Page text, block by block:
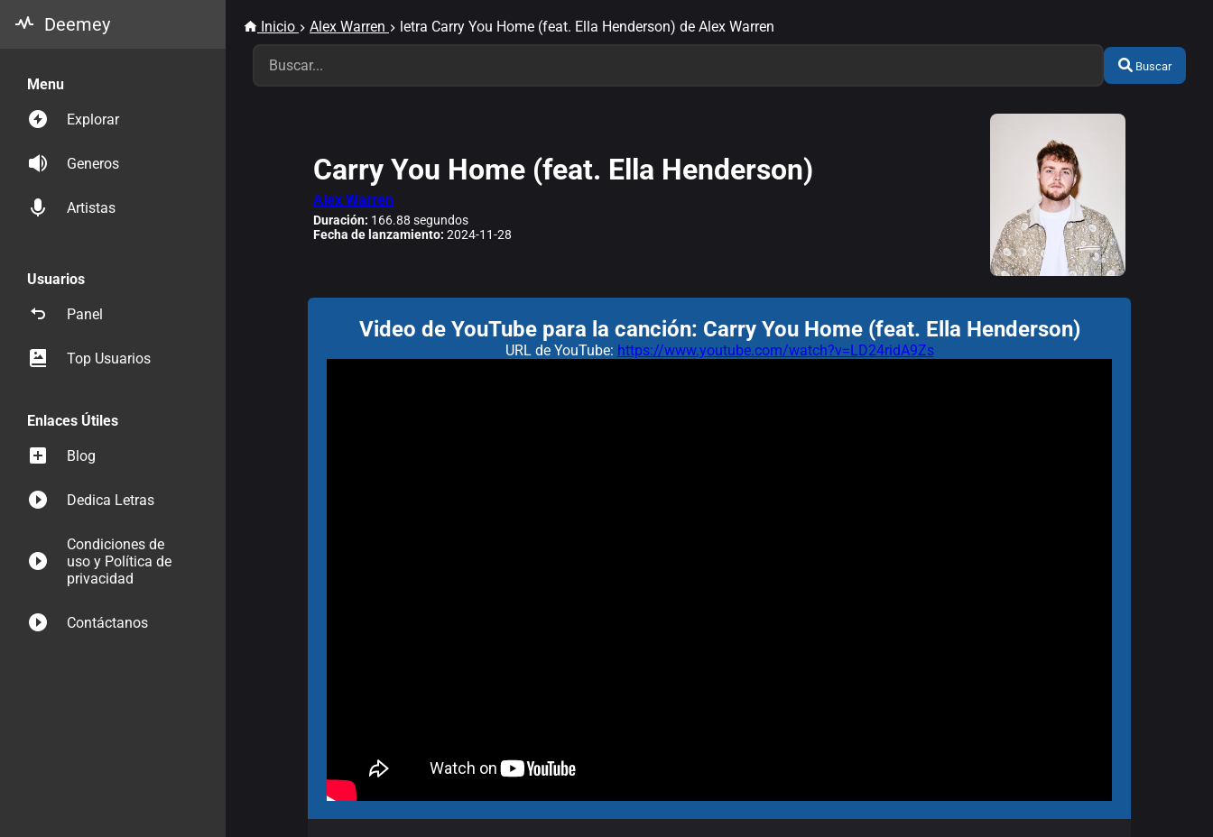
Deemey
Menu
Explorar
Generos
Artistas
Usuarios
Panel
Top Usuarios
Enlaces Útiles
Blog
Dedica Letras
Condiciones de
uso y Política de
privacidad
Contáctanos
Inicio Alex Warren letra Carry You Home (feat. Ella Henderson) de Alex Warren
Buscar
Carry You Home (feat. Ella Henderson)
Alex Warren
Duración: 166.88 segundos
Fecha de lanzamiento: 2024-11-28
Video de YouTube para la canción: Carry You Home (feat. Ella Henderson)
URL de YouTube: https://www.youtube.com/watch?v=LD24ridA9Zs